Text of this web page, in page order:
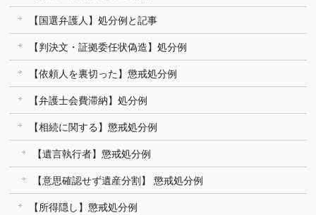
【国選弁護人】処分例と記事
【判決文・証拠委任状偽造】処分例
【依頼人を裏切った】懲戒処分例
【弁護士会費滞納】処分例
【相続に関する】懲戒処分例
【遺言執行者】懲戒処分例
【意思確認せず遺産分割】 懲戒処分例
【所得隠し】懲戒処分例